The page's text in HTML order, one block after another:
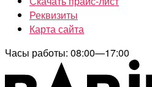
Реквизиты
Карта сайта
Часы работы: 08:00—17:00